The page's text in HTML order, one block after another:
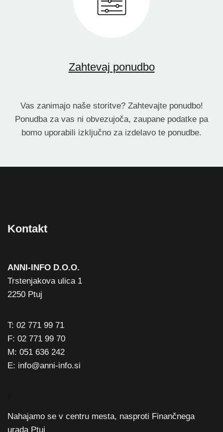
Zahtevaj ponudbo
Vas zanimajo naše storitve? Zahtevajte ponudbo!
Ponudba za vas ni obvezujoča, zaupane podatke pa
bomo uporabili izključno za izdelavo te ponudbe.
Kontakt
ANNI-INFO D.O.O.
Trstenjakova ulica 1
2250 Ptuj
T: 02 771 99 71
F: 02 771 99 70
M: 051 636 242
E: info@anni-info.si
Nahajamo se v centru mesta, nasproti Finančnega
urada Ptuj